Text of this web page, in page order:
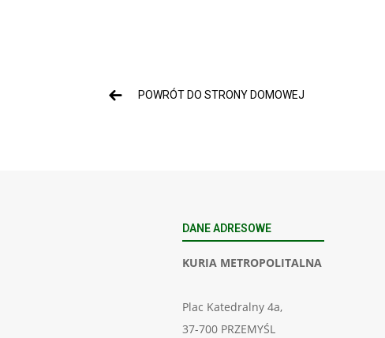
POWRÓT DO STRONY DOMOWEJ
DANE ADRESOWE
KURIA METROPOLITALNA
Plac Katedralny 4a,
37-700 PRZEMYŚL